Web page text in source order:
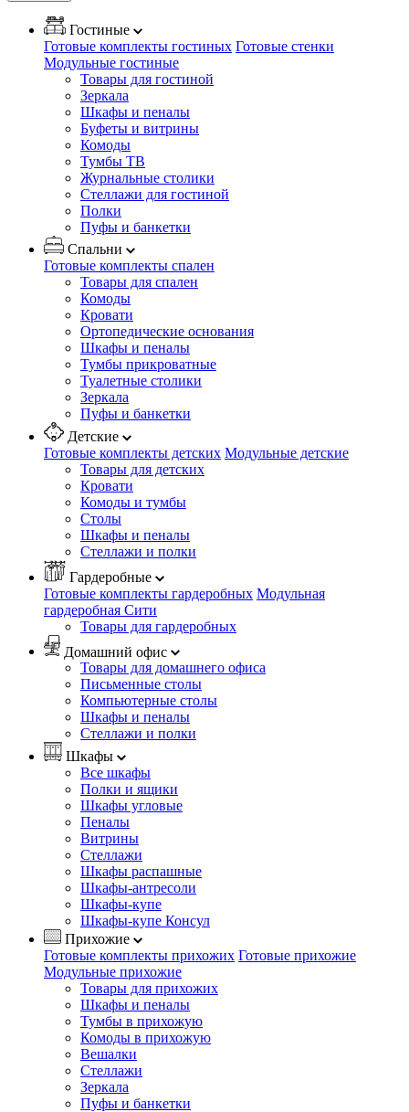
Гостиные
Готовые комплекты гостиных Готовые стенки
Модульные гостиные
Товары для гостиной
Зеркала
Шкафы и пеналы
Буфеты и витрины
Комоды
Тумбы ТВ
Журнальные столики
Стеллажи для гостиной
Полки
Пуфы и банкетки
Спальни
Готовые комплекты спален
Товары для спален
Комоды
Кровати
Ортопедические основания
Шкафы и пеналы
Тумбы прикроватные
Туалетные столики
Зеркала
Пуфы и банкетки
Детские
Готовые комплекты детских Модульные детские
Товары для детских
Кровати
Комоды и тумбы
Столы
Шкафы и пеналы
Стеллажи и полки
Гардеробные
Готовые комплекты гардеробных Модульная
гардеробная Сити
Товары для гардеробных
Домашний офис
Товары для домашнего офиса
Письменные столы
Компьютерные столы
Шкафы и пеналы
Стеллажи и полки
Шкафы
Все шкафы
Полки и ящики
Шкафы угловые
Пеналы
Витрины
Стеллажи
Шкафы распашные
Шкафы-антресоли
Шкафы-купе
Шкафы-купе Консул
Прихожие
Готовые комплекты прихожих Готовые прихожие
Модульные прихожие
Товары для прихожих
Шкафы и пеналы
Тумбы в прихожую
Комоды в прихожую
Вешалки
Стеллажи
Зеркала
Пуфы и банкетки